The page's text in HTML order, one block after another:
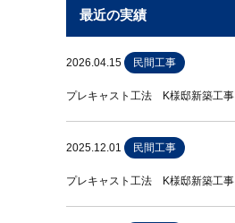
最近の実績
2026.04.15 民間工事
プレキャスト工法 K様邸新築工事
2025.12.01 民間工事
プレキャスト工法 K様邸新築工事